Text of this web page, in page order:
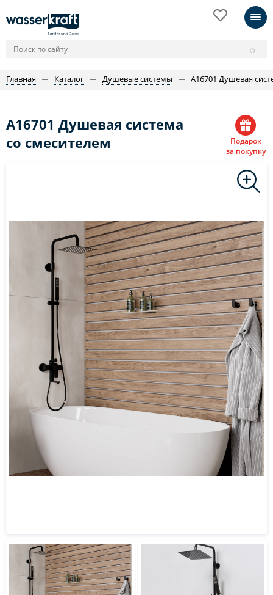
Главная Каталог Душевые системы A16701 Душевая
A16701 Душевая система
со смесителем
Подарок
за покупку